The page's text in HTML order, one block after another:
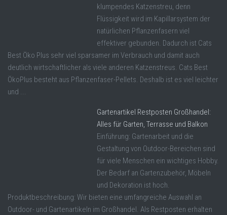
klumpendes Katzenstreu, denn
Flüssigkeit wird im Kapillarsystem der
natürlichen Pflanzenfasern viel
effektiver gebunden. Dadurch ist Cats
Best Öko Plus sehr viel sparsamer im Verbrauch und damit auch
deutlich wirtschaftlicher als viele anderen Katzenstreus. Cats Best
ÖkoPlus besteht aus Pflanzenfaser-Pellets. Deshalb ist es viel leichter
und ...
Gartenartikel Restposten Großhandel:
Alles für Garten, Terrasse und Balkon
Einführung: Gartenarbeit und die
Gestaltung von Outdoor-Bereichen sind
für viele Menschen ein wichtiges Hobby.
Der Bedarf an Gartenzubehör, Möbeln
und Dekoration ist hoch.
Produktbeschreibung: Wir bieten eine umfangreiche Auswahl an
Outdoor- und Gartenartikeln im Großhandel. Als Restposten erhalten